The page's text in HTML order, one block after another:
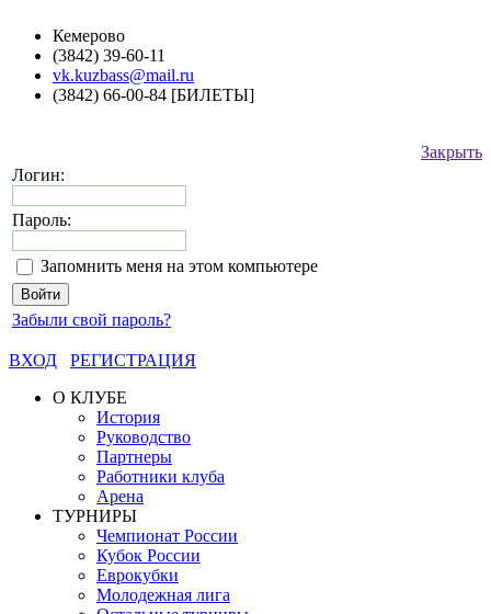
Кемерово
(3842) 39-60-11
vk.kuzbass@mail.ru
(3842) 66-00-84 [БИЛЕТЫ]
Закрыть
Логин:
Пароль:
Запомнить меня на этом компьютере
Забыли свой пароль?
ВХОД
РЕГИСТРАЦИЯ
О КЛУБЕ
История
Руководство
Партнеры
Работники клуба
Арена
ТУРНИРЫ
Чемпионат России
Кубок России
Еврокубки
Молодежная лига